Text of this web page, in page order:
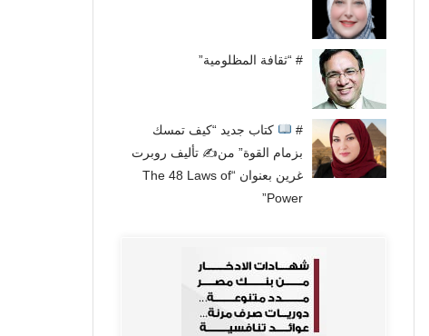
# “ثقافة المظلومية”
#
كتاب جديد “كيف تمسك
بزمام القوة” من✍ تأليف روبرت
غرين بعنوان “The 48 Laws of
Power”